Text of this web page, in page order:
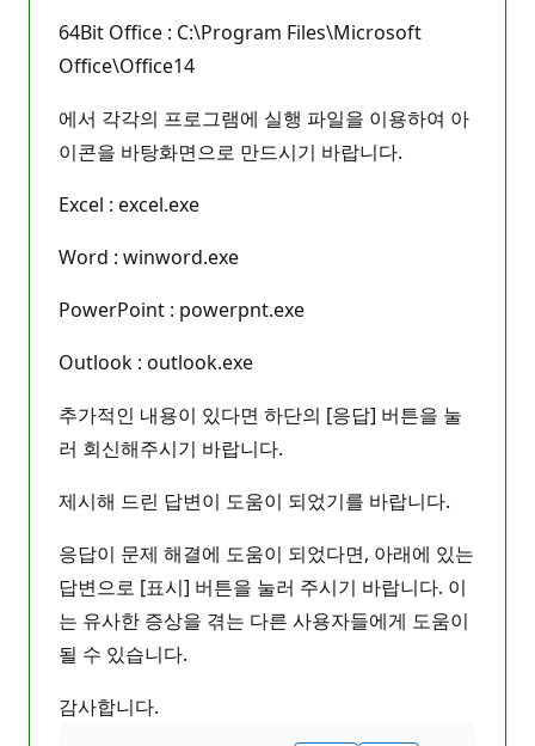
64Bit Office : C:\Program Files\Microsoft
Office\Office14
에서 각각의 프로그램에 실행 파일을 이용하여 아
이콘을 바탕화면으로 만드시기 바랍니다.
Excel : excel.exe
Word : winword.exe
PowerPoint : powerpnt.exe
Outlook : outlook.exe
추가적인 내용이 있다면 하단의 [응답] 버튼을 눌
러 회신해주시기 바랍니다.
제시해 드린 답변이 도움이 되었기를 바랍니다.
응답이 문제 해결에 도움이 되었다면, 아래에 있는
답변으로 [표시] 버튼을 눌러 주시기 바랍니다. 이
는 유사한 증상을 겪는 다른 사용자들에게 도움이
될 수 있습니다.
감사합니다.